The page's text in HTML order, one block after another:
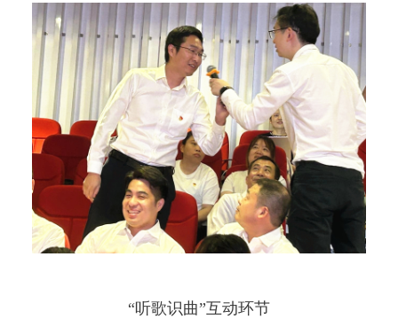
“听歌识曲”互动环节